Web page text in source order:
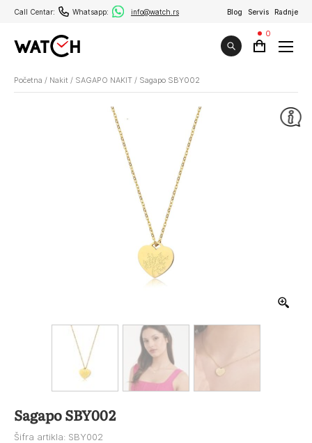
Call Centar: Whatsapp: info@watch.rs Blog Servis Radnje
0
Početna / Nakit / SAGAPO NAKIT / Sagapo SBY002
Sagapo SBY002
Šifra artikla: SBY002